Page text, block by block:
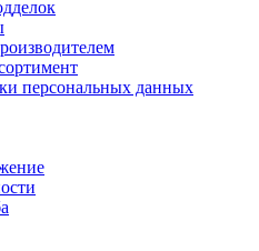
персональных данных